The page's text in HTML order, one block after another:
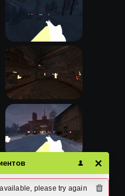
please try again